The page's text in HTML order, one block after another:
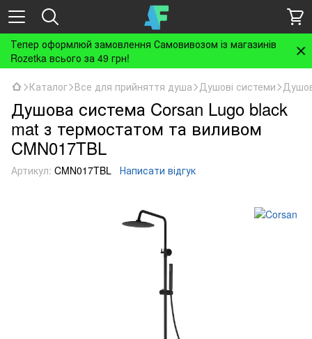
Тепер оформлюй замовлення Самовивозом із магазинів
Rozetka всього за 49 грн!
Каталог Все для прийняття душа Душові системи
Душова система Corsan Lugo black
mat з термостатом та виливом
CMN017TBL
Артикул: CMN017TBL Написати відгук